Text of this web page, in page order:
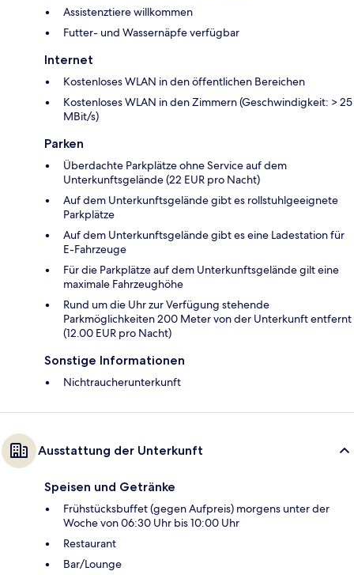
Assistenztiere willkommen
Futter- und Wassernäpfe verfügbar
Internet
Kostenloses WLAN in den öffentlichen Bereichen
Kostenloses WLAN in den Zimmern (Geschwindigkeit: > 25
MBit/s)
Parken
Überdachte Parkplätze ohne Service auf dem
Unterkunftsgelände (22 EUR pro Nacht)
Auf dem Unterkunftsgelände gibt es rollstuhlgeeignete
Parkplätze
Auf dem Unterkunftsgelände gibt es eine Ladestation für
E-Fahrzeuge
Für die Parkplätze auf dem Unterkunftsgelände gilt eine
maximale Fahrzeughöhe
Rund um die Uhr zur Verfügung stehende
Parkmöglichkeiten 200 Meter von der Unterkunft entfernt
(12.00 EUR pro Nacht)
Sonstige Informationen
Nichtraucherunterkunft
Ausstattung der Unterkunft
Speisen und Getränke
Frühstücksbuffet (gegen Aufpreis) morgens unter der
Woche von 06:30 Uhr bis 10:00 Uhr
Restaurant
Bar/Lounge